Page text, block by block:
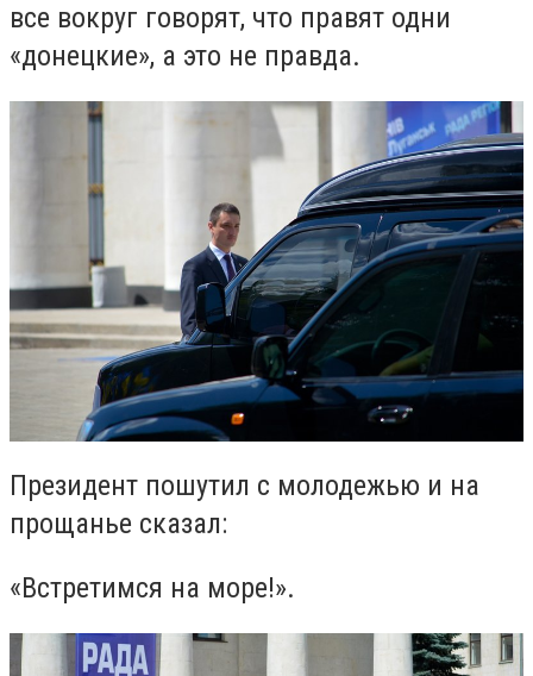
все вокруг говорят, что правят одни
«донецкие», а это не правда.
Президент пошутил с молодежью и на
прощанье сказал:
«Встретимся на море!».